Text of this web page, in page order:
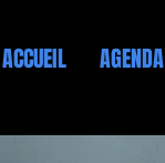
ACCUEIL AGENDA